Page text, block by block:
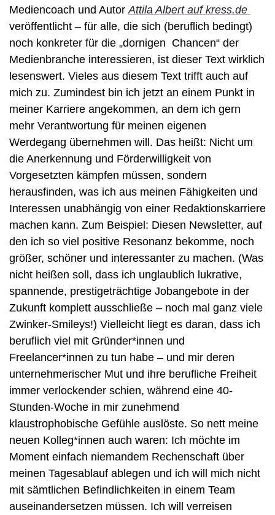
Mediencoach und Autor
veröffentlicht – für alle, die sich (beruflich bedingt)
noch konkreter für die „dornigen  Chancen“ der
Medienbranche interessieren, ist dieser Text wirklich
lesenswert. Vieles aus diesem Text trifft auch auf
mich zu. Zumindest bin ich jetzt an einem Punkt in
meiner Karriere angekommen, an dem ich gern
mehr Verantwortung für meinen eigenen
Werdegang übernehmen will. Das heißt: Nicht um
die Anerkennung und Förderwilligkeit von
Vorgesetzten kämpfen müssen, sondern
herausfinden, was ich aus meinen Fähigkeiten und
Interessen unabhängig von einer Redaktionskarriere
machen kann. Zum Beispiel: Diesen Newsletter, auf
den ich so viel positive Resonanz bekomme, noch
größer, schöner und interessanter zu machen. (Was
nicht heißen soll, dass ich unglaublich lukrative,
spannende, prestigeträchtige Jobangebote in der
Zukunft komplett ausschließe – noch mal ganz viele
Zwinker-Smileys!) Vielleicht liegt es daran, dass ich
beruflich viel mit Gründer*innen und
Freelancer*innen zu tun habe – und mir deren
unternehmerischer Mut und ihre berufliche Freiheit
immer verlockender schien, während eine 40-
Stunden-Woche in mir zunehmend
klaustrophobische Gefühle auslöste. So nett meine
neuen Kolleg*innen auch waren: Ich möchte im
Moment einfach niemandem Rechenschaft über
meinen Tagesablauf ablegen und ich will mich nicht
mit sämtlichen Befindlichkeiten in einem Team
auseinandersetzen müssen. Ich will verreisen